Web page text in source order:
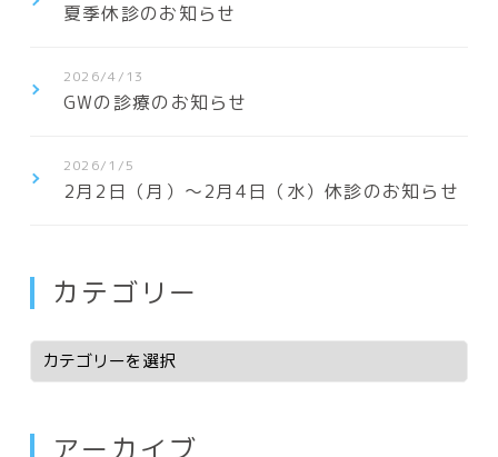
夏季休診のお知らせ
2026/4/13
GWの診療のお知らせ
2026/1/5
2月2日（月）〜2月4日（水）休診のお知らせ
カテゴリー
アーカイブ